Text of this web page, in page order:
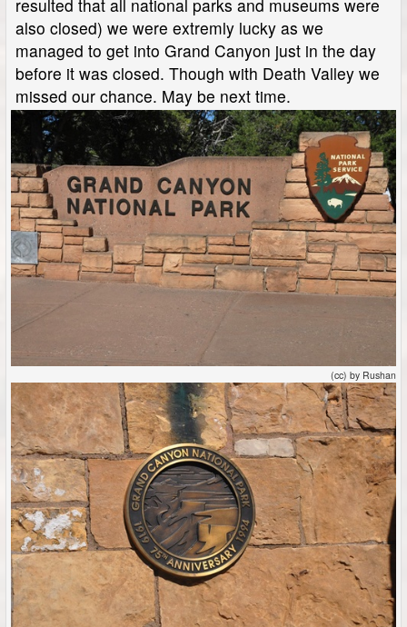
resulted that all national parks and museums were
also closed) we were extremly lucky as we
managed to get into Grand Canyon just in the day
before it was closed. Though with Death Valley we
missed our chance. May be next time.
(cc) by Rushan